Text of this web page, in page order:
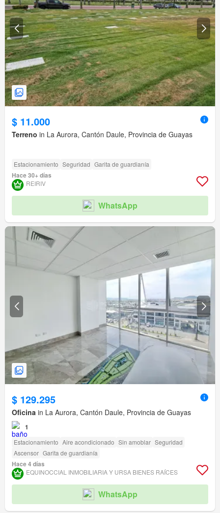
$ 11.000
Terreno in La Aurora, Cantón Daule, Provincia de Guayas
Estacionamiento Seguridad Garita de guardianía
Hace 30+ días
REIRIV
WhatsApp
$ 129.295
Oficina in La Aurora, Cantón Daule, Provincia de Guayas
1
Estacionamiento Aire acondicionado Sin amoblar Seguridad
Ascensor Garita de guardianía
Hace 4 días
EQUINOCCIAL INMOBILIARIA Y URSA BIENES RAÍCES
WhatsApp